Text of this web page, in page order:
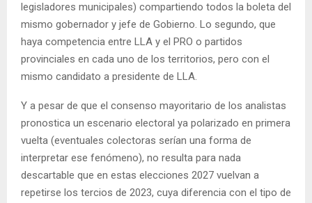
legisladores municipales) compartiendo todos la boleta del
mismo gobernador y jefe de Gobierno. Lo segundo, que
haya competencia entre LLA y el PRO o partidos
provinciales en cada uno de los territorios, pero con el
mismo candidato a presidente de LLA.
Y a pesar de que el consenso mayoritario de los analistas
pronostica un escenario electoral ya polarizado en primera
vuelta (eventuales colectoras serían una forma de
interpretar ese fenómeno), no resulta para nada
descartable que en estas elecciones 2027 vuelvan a
repetirse los tercios de 2023, cuya diferencia con el tipo de